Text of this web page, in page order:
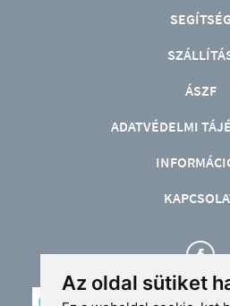
Az oldal sütiket
SEGÍTSÉG
ÁSZF
ADATVÉDELMI